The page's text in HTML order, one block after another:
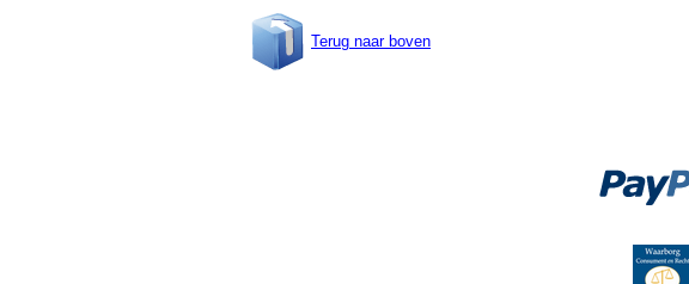
Terug naar boven